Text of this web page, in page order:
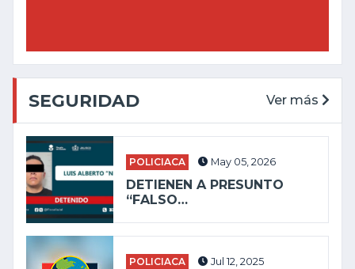
SEGURIDAD Ver más
POLICIACA May 05, 2026
DETIENEN A PRESUNTO
“FALSO…
POLICIACA Jul 12, 2025